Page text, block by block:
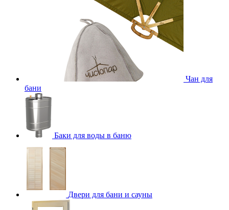
Чан для
бани
Баки для воды в баню
Двери для бани и сауны